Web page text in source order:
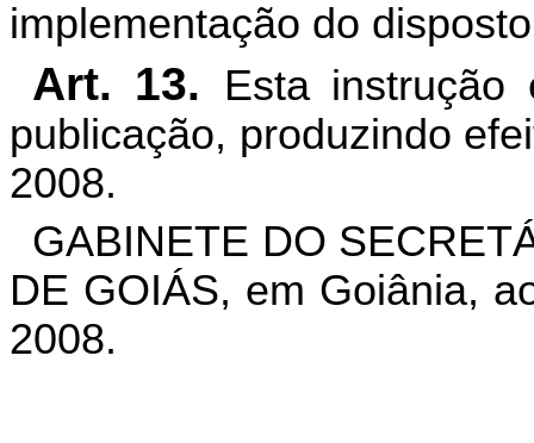
implementação do
Art. 13.
Esta
publicação, produzindo
2008.
GABINETE DO
DE GOIÁS, em Goiânia,
2008.